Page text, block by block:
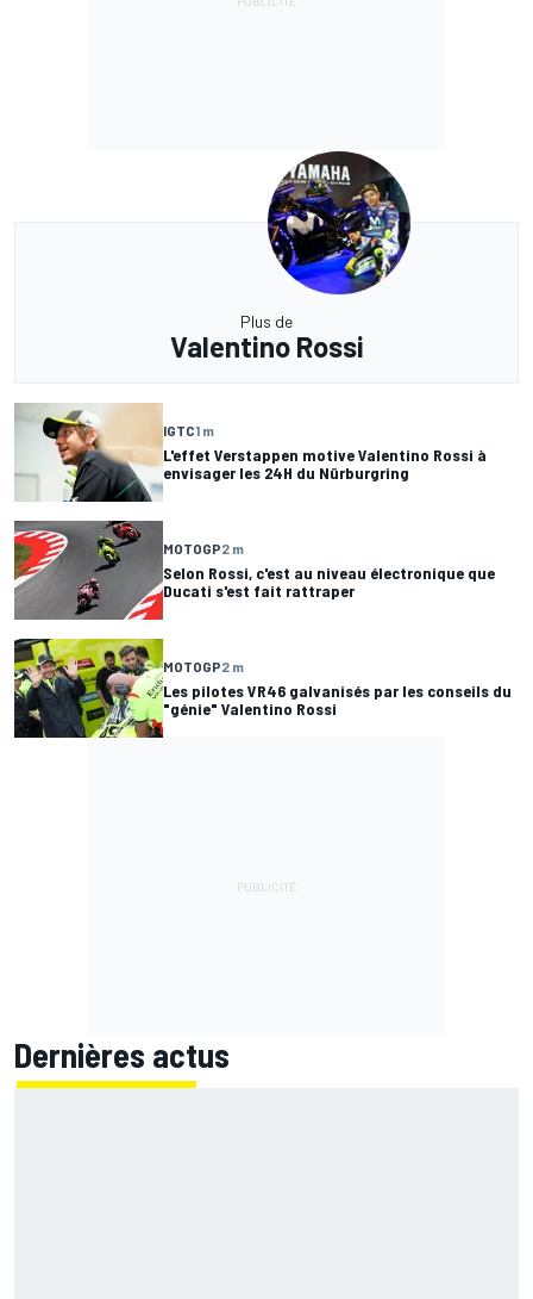
Plus de
Valentino Rossi
IGTC1 m
L'effet Verstappen motive Valentino Rossi à
envisager les 24H du Nürburgring
MOTOGP2 m
Selon Rossi, c'est au niveau électronique que
Ducati s'est fait rattraper
MOTOGP2 m
Les pilotes VR46 galvanisés par les conseils du
"génie" Valentino Rossi
Dernières actus